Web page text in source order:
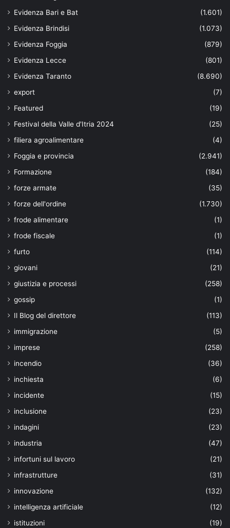
Evidenza Bari e Bat
(1.601)
Evidenza Brindisi
(1.073)
Evidenza Foggia
(879)
Evidenza Lecce
(801)
Evidenza Taranto
(8.690)
export
(7)
Featured
(19)
Festival della Valle d'Itria 2024
(25)
filiera agroalimentare
(4)
Foggia e provincia
(2.941)
Formazione
(184)
forze armate
(35)
forze dell'ordine
(1.730)
frode alimentare
(1)
frode fiscale
(1)
furto
(114)
giovani
(21)
giustizia e processi
(258)
gossip
(1)
Il Blog del direttore
(113)
immigrazione
(5)
imprese
(258)
incendio
(36)
inchiesta
(6)
incidente
(15)
inclusione
(23)
indagini
(23)
industria
(47)
infortuni sul lavoro
(21)
infrastrutture
(31)
innovazione
(132)
intelligenza artificiale
(12)
istituzioni
(19)